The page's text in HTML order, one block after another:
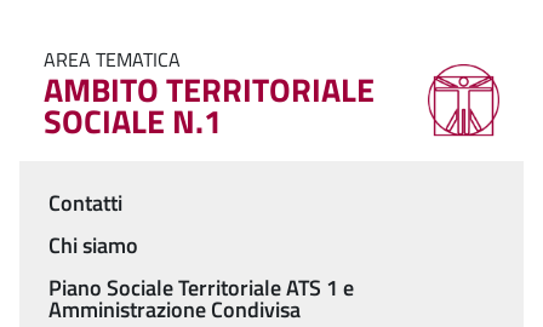
AREA TEMATICA
AMBITO TERRITORIALE
SOCIALE N.1
Menu
Contatti
Chi siamo
Piano Sociale Territoriale ATS 1 e
Amministrazione Condivisa